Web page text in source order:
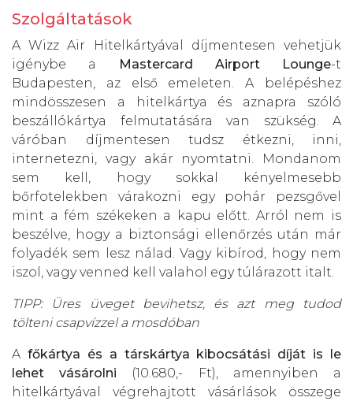
Szolgáltatások
A Wizz Air Hitelkártyával díjmentesen vehetjük
igénybe a
Mastercard Airport Lounge-t
Budapesten, az első emeleten. A belépéshez
mindösszesen a hitelkártya és aznapra szóló
beszállókártya felmutatására van szükség. A
váróban díjmentesen tudsz étkezni, inni,
internetezni, vagy akár nyomtatni. Mondanom
sem kell, hogy sokkal kényelmesebb
bőrfotelekben várakozni egy pohár pezsgővel
mint a fém székeken a kapu előtt. Arról nem is
beszélve, hogy a biztonsági ellenőrzés után már
folyadék sem lesz nálad. Vagy kibírod, hogy nem
iszol, vagy venned kell valahol egy túlárazott italt.
TIPP: Üres üveget bevihetsz, és azt meg tudod
tölteni csapvízzel a mosdóban
A főkártya és a társkártya kibocsátási díját is le
lehet vásárolni (10.680,- Ft), amennyiben a
hitelkártyával végrehajtott vásárlások összege